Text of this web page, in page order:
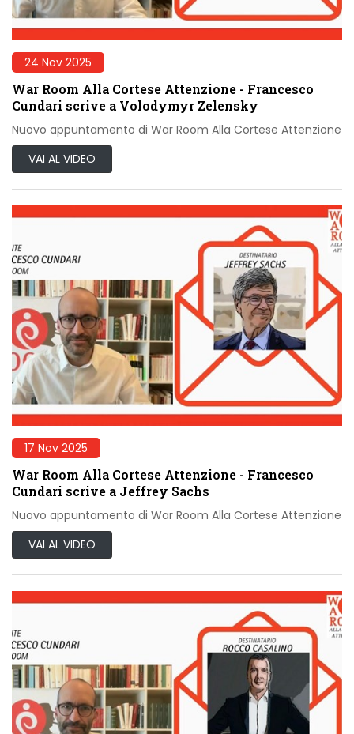
24 Nov 2025
War Room Alla Cortese Attenzione - Francesco
Cundari scrive a Volodymyr Zelensky
Nuovo appuntamento di War Room Alla Cortese Attenzione
VAI AL VIDEO
17 Nov 2025
War Room Alla Cortese Attenzione - Francesco
Cundari scrive a Jeffrey Sachs
Nuovo appuntamento di War Room Alla Cortese Attenzione
VAI AL VIDEO